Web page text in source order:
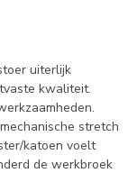
uiterlijk
kwaliteit.
stretch
katoen voelt
de werkbroek